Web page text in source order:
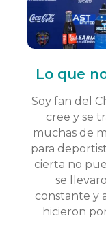
Lo que
Soy fan del
cree y se
muchas de
para
cierta no
se
constante y
hicieron